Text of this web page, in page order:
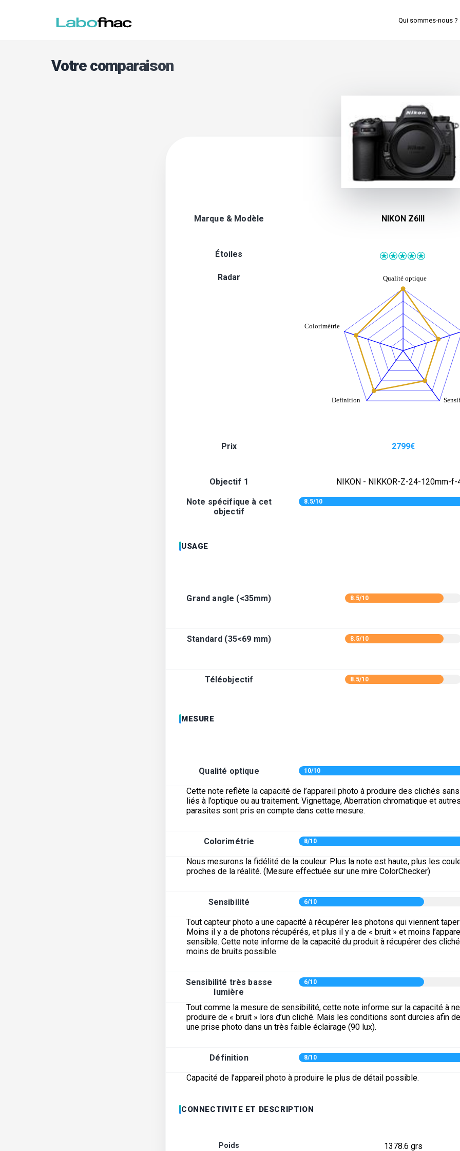
Qui sommes-nous ?
Votre comparaison
Marque & Modèle NIKON Z6III
Étoiles
Radar
Prix 2799€
Objectif 1 NIKON - NIKKOR-Z-24-120mm-f-
Note spécifique à cet
objectif
8.5/10
USAGE
Grand angle (<35mm) 8.5/10
Standard (35<69 mm) 8.5/10
Téléobjectif 8.5/10
MESURE
Qualité optique 10/10
Cette note reflète la capacité de l’appareil photo à produire des clichés
liés à l’optique ou au traitement. Vignettage, Aberration chromatique et
parasites sont pris en compte dans cette mesure.
Colorimétrie 8/10
Nous mesurons la fidélité de la couleur. Plus la note est haute, plus les
proches de la réalité. (Mesure effectuée sur une mire ColorChecker)
Sensibilité 6/10
Tout capteur photo a une capacité à récupérer les photons qui viennent
Moins il y a de photons récupérés, et plus il y a de « bruit » et moins
sensible. Cette note informe de la capacité du produit à récupérer des
moins de bruits possible.
Sensibilité très basse
lumière
6/10
Tout comme la mesure de sensibilité, cette note informe sur la capacité à
produire de « bruit » lors d’un cliché. Mais les conditions sont durcies afin
une prise photo dans un très faible éclairage (90 lux).
Définition 8/10
Capacité de l’appareil photo à produire le plus de détail possible.
CONNECTIVITE ET DESCRIPTION
Poids 1378.6 grs